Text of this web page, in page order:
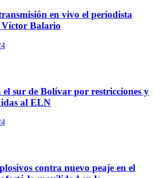
en vivo el periodista
Balario
el sur de Bolívar por restricciones y
al ELN
contra nuevo peaje en el